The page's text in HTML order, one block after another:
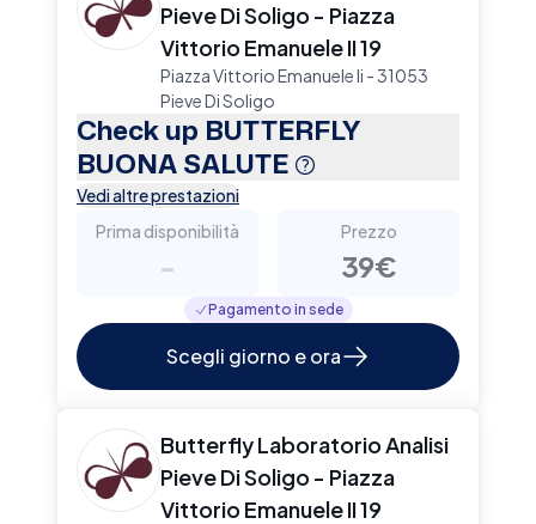
Pieve Di Soligo - Piazza
Vittorio Emanuele II 19
Piazza Vittorio Emanuele Ii - 31053
Pieve Di Soligo
Check up BUTTERFLY
BUONA SALUTE
Vedi altre prestazioni
Prima disponibilità
-
Prezzo
39€
Pagamento in sede
Scegli giorno e ora
Butterfly Laboratorio Analisi
Pieve Di Soligo - Piazza
Vittorio Emanuele II 19